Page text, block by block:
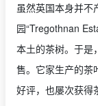
虽然英国本身并
园“Tregothnan
本土的茶树。于是
售。它家生产的茶
好评，也屡次获得